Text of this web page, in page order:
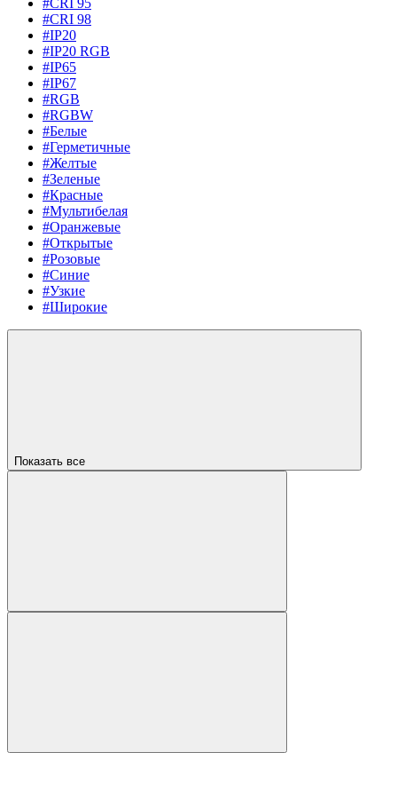
#CRI 95
#CRI 98
#IP20
#IP20 RGB
#IP65
#IP67
#RGB
#RGBW
#Белые
#Герметичные
#Желтые
#Зеленые
#Красные
#Мультибелая
#Оранжевые
#Открытые
#Розовые
#Синие
#Узкие
#Широкие
Показать все